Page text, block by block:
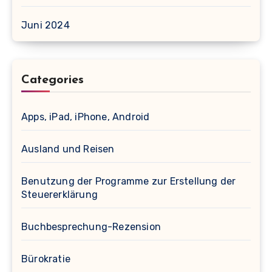
Juni 2024
Categories
Apps, iPad, iPhone, Android
Ausland und Reisen
Benutzung der Programme zur Erstellung der
Steuererklärung
Buchbesprechung-Rezension
Bürokratie